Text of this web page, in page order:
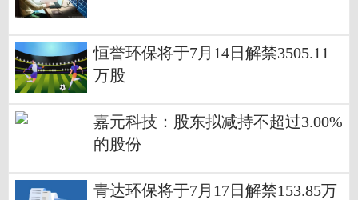
恒誉环保将于7月14日解禁3505.11
万股
嘉元科技：股东拟减持不超过3.00%
的股份
青达环保将于7月17日解禁153.85万